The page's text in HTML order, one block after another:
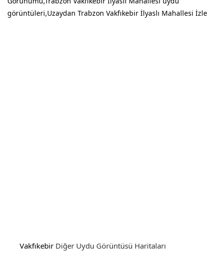
görüntüleri,Uzaydan Trabzon Vakfıkebir İlyaslı Mahallesi İzle
Vakfıkebir Diğer Uydu Görüntüsü Haritaları